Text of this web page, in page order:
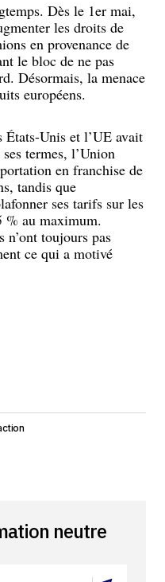
Dès le 1er mai,
les droits de
en provenance de
le bloc de ne pas
Désormais, la menace
européens.
États-Unis et l’UE avait
termes, l’Union
en franchise de
tandis que
ses tarifs sur les
% au maximum.
n’ont toujours pas
ce qui a motivé
neutre